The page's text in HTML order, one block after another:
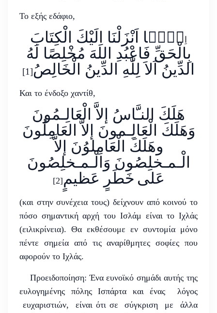
Το εξής εδάφιο,
نَّۤا اَنْزَلْنَا اِلَيْكَ الْكِتَابَ
بِالْحَقِّ فَاعْبُدِ اللهَ مُخْلِصًا لَهُ
الدِّينُ اَلاَ لِلّٰهِ الدِّينُ الْخَالِصُ[1]
Και το ένδοξο χαντίθ,
هَلَكَ النـَّاسُ إلاَّ الْعَالِـمُونَ
وَهَلَكَ الْعَالِـمونَ إلاَّ العَامِلُونَ
وهَلَكَ الْعَامِلوُنَ إلاَّ
الْـمـخلِصُونَ وَالْـمـخلِصُونَ
عَلى خَطَرٍ عَظيمٍ [2]
(και στην συνέχεια τους) δείχνουν από κοινού το
πόσο σημαντική αρχή του Ισλάμ είναι το Ιχλάς
(ειλικρίνεια). Θα εκθέσουμε εν συντομία μόνο
πέντε σημεία από τις αναρίθμητες σοφίες που
αφορούν το Ιχλάς.
Προειδοποίηση: Ένα ευνοϊκό σημάδι αυτής της
ευλογημένης πόλης Ισπάρτα και ένας λόγος
ευχαριστιών, είναι ότι σε σύγκριση με άλλα